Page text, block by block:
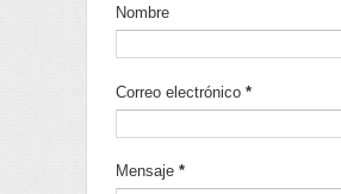
Nombre
Correo electrónico *
Mensaje *